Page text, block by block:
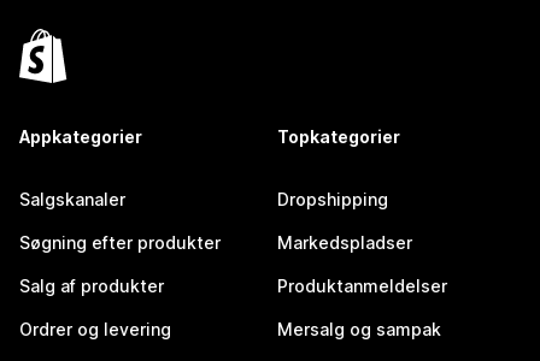
Appkategorier
Salgskanaler
Søgning efter produkter
Salg af produkter
Ordrer og levering
Topkategorier
Dropshipping
Markedspladser
Produktanmeldelser
Mersalg og sampak